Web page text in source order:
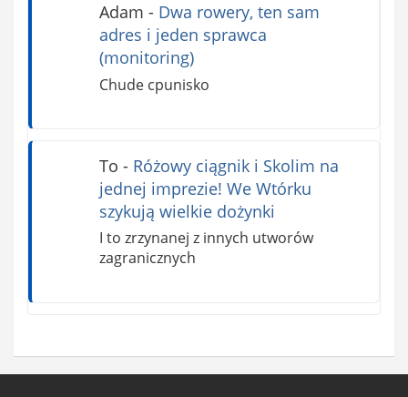
Adam - Dwa rowery, ten sam
adres i jeden sprawca
(monitoring)
Chude cpunisko
To - Różowy ciągnik i Skolim na
jednej imprezie! We Wtórku
szykują wielkie dożynki
I to zrzynanej z innych utworów
zagranicznych